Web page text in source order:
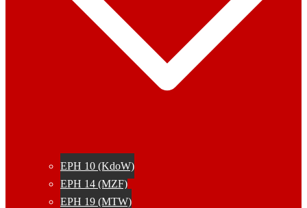
EPH 10 (KdoW)
EPH 14 (MZF)
EPH 19 (MTW)